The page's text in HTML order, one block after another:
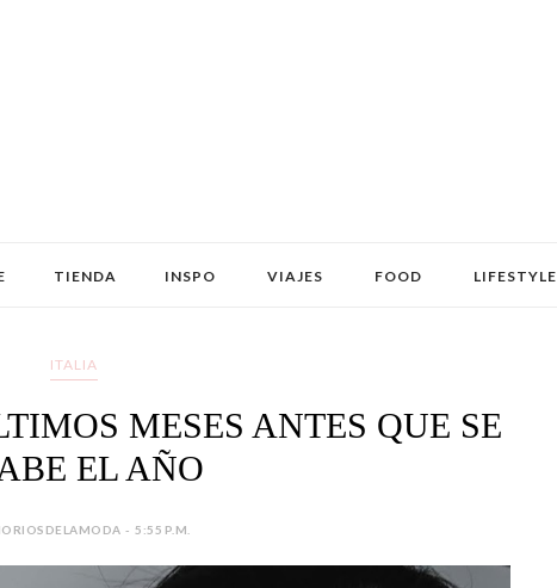
TIENDA INSPO VIAJES FOOD LIFESTYLE
ITALIA
MESES ANTES QUE SE
EL AÑO
- 5:55 P.M.